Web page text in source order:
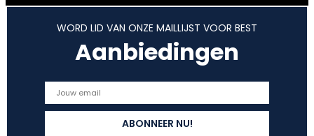
WORD LID VAN ONZE MAILLIJST VOOR BEST
Aanbiedingen